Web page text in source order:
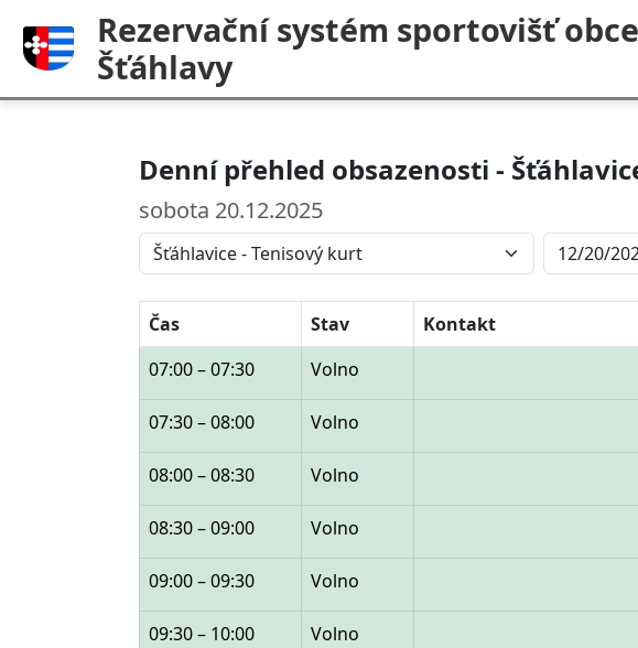
Rezervační systém sportovišť obce
Šťáhlavy
Denní přehled obsazenosti -
sobota 20.12.2025
Čas Stav Kontakt
07:00 – 07:30
Volno
07:30 – 08:00 Volno
08:00 – 08:30 Volno
08:30 – 09:00 Volno
09:00 – 09:30 Volno
09:30 – 10:00 Volno